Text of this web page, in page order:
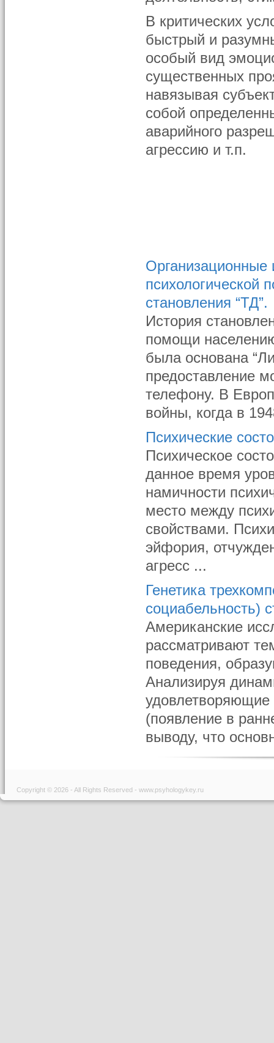
В критических
быстрый и
особый вид
существенных
навязывая
собой
аварийного
агрессию и т.п.
Организационные
психологической
становления “ТД”.
История
помощи
была основана
предоставление
телефону. В
войны, когда в
Психические
Психическое
данное время
намичности
место между
свойствами.
эйфория,
агрес­с ...
Генетика
социабельность)
Американские
рассматривают
поведения,
Анализируя
(появление в
выводу, что
Copyright © 2026 - All Rights Reserved - www.psyhologykey.ru